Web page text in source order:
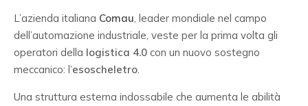
L’azienda italiana Comau, leader mondiale nel campo
dell’automazione industriale, veste per la prima volta gli
operatori della logistica 4.0 con un nuovo sostegno
meccanico: l’esoscheletro.
Una struttura esterna indossabile che aumenta le abilità